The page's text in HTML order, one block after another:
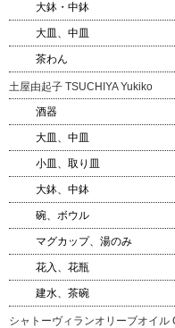
大鉢・中鉢
大皿、中皿
茶わん
土屋由起子 TSUCHIYA Yukiko
酒器
大皿、中皿
小皿、取り皿
大鉢、中鉢
碗、ボウル
マグカップ、湯のみ
花入、花瓶
建水、茶碗
シャトーヴィランオリーブオイル